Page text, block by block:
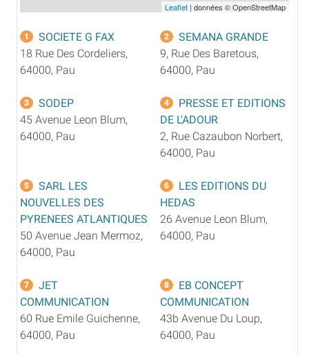
Leaflet | données © OpenStreetMap
1
SOCIETE G FAX
18 Rue Des Cordeliers,
64000, Pau
2
SEMANA GRANDE
9, Rue Des Baretous,
64000, Pau
3
SODEP
45 Avenue Leon Blum,
64000, Pau
4
PRESSE ET EDITIONS
DE L'ADOUR
2, Rue Cazaubon Norbert,
64000, Pau
5
SARL LES
NOUVELLES DES
PYRENEES ATLANTIQUES
50 Avenue Jean Mermoz,
64000, Pau
6
LES EDITIONS DU
HEDAS
26 Avenue Leon Blum,
64000, Pau
7
JET
COMMUNICATION
60 Rue Emile Guichenne,
64000, Pau
8
EB CONCEPT
COMMUNICATION
43b Avenue Du Loup,
64000, Pau